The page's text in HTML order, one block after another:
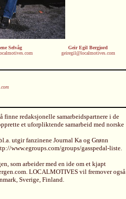
Selvåg
Geir Egil Bergjord
geiregil@localmotives.com
redaksjonelle samarbeidspartnere i de
et uforpliktende samarbeid med norske
utgir fanzinene Journal Ka og Grønn
www.egroups.com/groups/gasspedal-liste.
som arbeider med en ide om et kjapt
LOCALMOTIVES vil fremover også
Sverige, Finland.